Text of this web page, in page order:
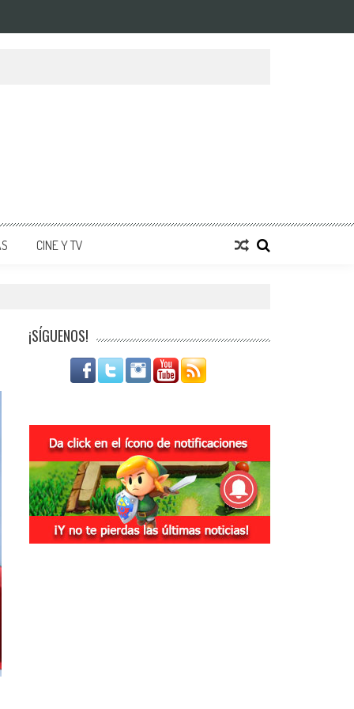
CINE Y TV
¡SÍGUENOS!